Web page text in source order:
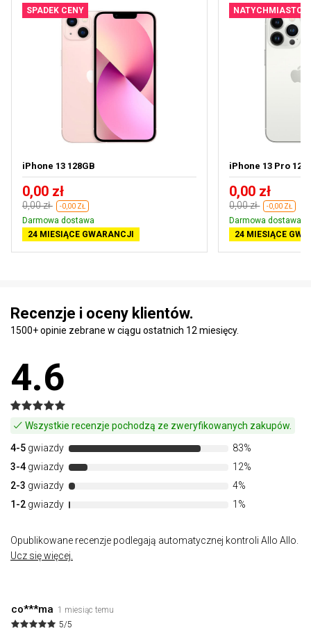
SPADEK CENY
iPhone 13 128GB
0,00 zł
0,00 zł -0,00 ZŁ
Darmowa dostawa
24 MIESIĄCE GWARANCJI
iPhone 13 Pro
0,00 zł
0,00 zł -0,00 ZŁ
Darmowa dostawa
24 MIESIĄCE
Recenzje i oceny klientów.
1500+ opinie zebrane w ciągu ostatnich 12 miesięcy.
4.6
Wszystkie recenzje pochodzą ze zweryfikowanych zakupów.
4-5 gwiazdy
83%
3-4 gwiazdy
12%
2-3 gwiazdy
4%
1-2 gwiazdy 1%
Opublikowane recenzje podlegają automatycznej kontroli Allo Allo.
Ucz się więcej.
co***ma 1 miesiąc temu
5/5